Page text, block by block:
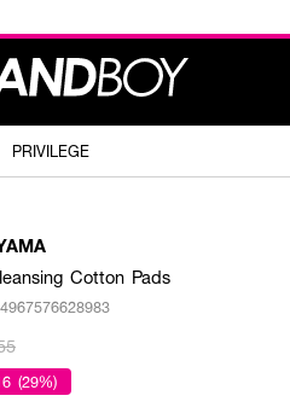
PRIVILEGE
Cotton Pads
(29%)